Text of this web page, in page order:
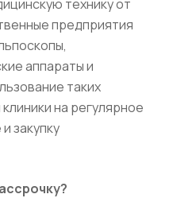
технику от
предприятия
аппараты и
таких
на регулярное
закупку